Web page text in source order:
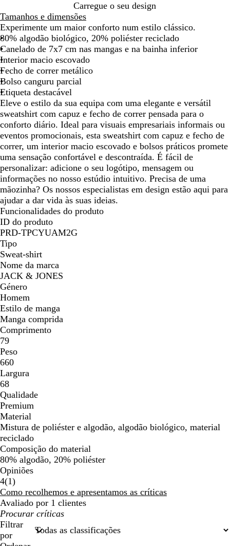
Carregue o seu design
Tamanhos e dimensões
Experimente um maior conforto num estilo clássico.
80% algodão biológico, 20% poliéster reciclado
Canelado de 7x7 cm nas mangas e na bainha inferior
Interior macio escovado
Fecho de correr metálico
Bolso canguru parcial
Etiqueta destacável
Eleve o estilo da sua equipa com uma elegante e versátil
sweatshirt com capuz e fecho de correr pensada para o
conforto diário. Ideal para visuais empresariais informais ou
eventos promocionais, esta sweatshirt com capuz e fecho de
correr, um interior macio escovado e bolsos práticos promete
uma sensação confortável e descontraída. É fácil de
personalizar: adicione o seu logótipo, mensagem ou
informações no nosso estúdio intuitivo. Precisa de uma
mãozinha? Os nossos especialistas em design estão aqui para
ajudar a dar vida às suas ideias.
Funcionalidades do produto
ID do produto
PRD-TPCYUAM2G
Tipo
Sweat-shirt
Nome da marca
JACK & JONES
Género
Homem
Estilo de manga
Manga comprida
Comprimento
79
Peso
660
Largura
68
Qualidade
Premium
Material
Mistura de poliéster e algodão, algodão biológico, material
reciclado
Composição do material
80% algodão, 20% poliéster
Opiniões
4(11
críticas
)
Como recolhemos e apresentamos as críticas
Avaliado por 1 clientes
As
minhas
entradas
Filtrar
por